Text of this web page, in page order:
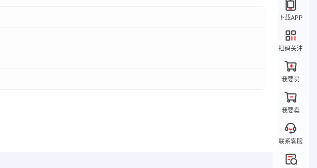
下载APP
扫码关注
我要买
我要卖
联系客服